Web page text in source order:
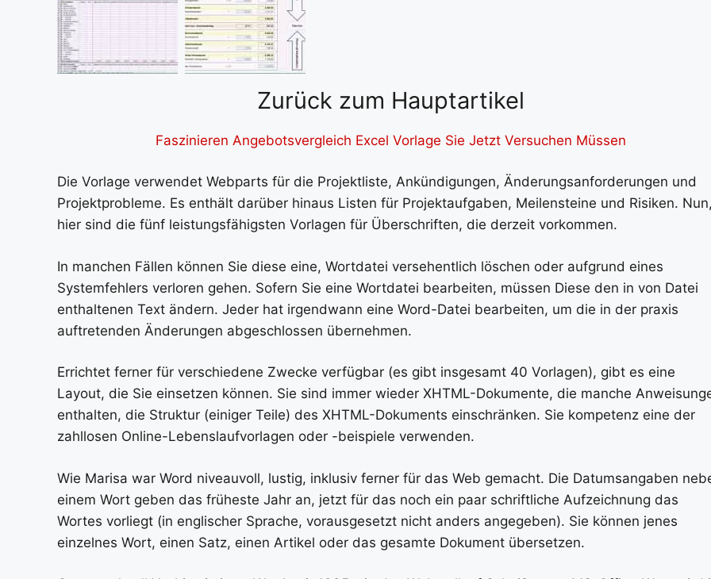
Zurück zum Hauptartikel
Faszinieren Angebotsvergleich Excel Vorlage Sie Jetzt Versuchen Müssen
Die Vorlage verwendet Webparts für die Projektliste, Ankündigungen, Änderungsanforderungen und
Projektprobleme. Es enthält darüber hinaus Listen für Projektaufgaben, Meilensteine und Risiken.
hier sind die fünf leistungsfähigsten Vorlagen für Überschriften, die derzeit vorkommen.
In manchen Fällen können Sie diese eine, Wortdatei versehentlich löschen oder aufgrund eines
Systemfehlers verloren gehen. Sofern Sie eine Wortdatei bearbeiten, müssen Diese den in von Datei
enthaltenen Text ändern. Jeder hat irgendwann eine Word-Datei bearbeiten, um die in der praxis
auftretenden Änderungen abgeschlossen übernehmen.
Errichtet ferner für verschiedene Zwecke verfügbar (es gibt insgesamt 40 Vorlagen), gibt es eine
Layout, die Sie einsetzen können. Sie sind immer wieder XHTML-Dokumente, die manche
enthalten, die Struktur (einiger Teile) des XHTML-Dokuments einschränken. Sie kompetenz eine der
zahllosen Online-Lebenslaufvorlagen oder -beispiele verwenden.
Wie Marisa war Word niveauvoll, lustig, inklusiv ferner für das Web gemacht. Die Datumsangaben
einem Wort geben das früheste Jahr an, jetzt für das noch ein paar schriftliche Aufzeichnung das
Wortes vorliegt (in englischer Sprache, vorausgesetzt nicht anders angegeben). Sie können jenes
einzelnes Wort, einen Satz, einen Artikel oder das gesamte Dokument übersetzen.